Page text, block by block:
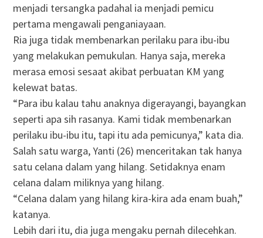
menjadi tersangka padahal ia menjadi pemicu
pertama mengawali penganiayaan.
Ria juga tidak membenarkan perilaku para ibu-ibu
yang melakukan pemukulan. Hanya saja, mereka
merasa emosi sesaat akibat perbuatan KM yang
kelewat batas.
“Para ibu kalau tahu anaknya digerayangi, bayangkan
seperti apa sih rasanya. Kami tidak membenarkan
perilaku ibu-ibu itu, tapi itu ada pemicunya,” kata dia.
Salah satu warga, Yanti (26) menceritakan tak hanya
satu celana dalam yang hilang. Setidaknya enam
celana dalam miliknya yang hilang.
“Celana dalam yang hilang kira-kira ada enam buah,”
katanya.
Lebih dari itu, dia juga mengaku pernah dilecehkan.